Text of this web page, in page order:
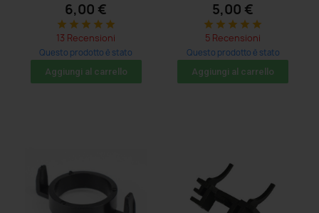
6,00 €
star star star star star
13 Recensioni
Questo prodotto è stato
acquistato: 11 volte
Aggiungi al carrello
5,00 €
star star star star star
5 Recensioni
Questo prodotto è stato
acquistato: 26 volte
Aggiungi al carrello